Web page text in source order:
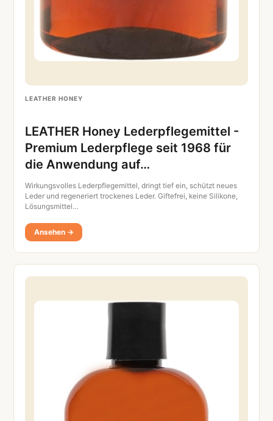
LEATHER HONEY
LEATHER Honey Lederpflegemittel -
Premium Lederpflege seit 1968 für
die Anwendung auf…
Wirkungsvolles Lederpflegemittel, dringt tief ein, schützt neues
Leder und regeneriert trockenes Leder. Giftefrei, keine Silikone,
Lösungsmittel…
Ansehen →